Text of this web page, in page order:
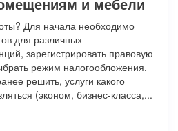
Для начала необходимо
для различных
зарегистрировать правовую
режим налогообложения.
решить, услуги какого
(эконом, бизнес-класса,...